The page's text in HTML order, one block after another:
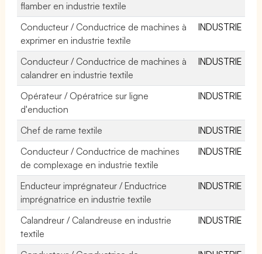
flamber en industrie textile
Conducteur / Conductrice de machines à
exprimer en industrie textile
INDUSTRIE
Conducteur / Conductrice de machines à
calandrer en industrie textile
INDUSTRIE
Opérateur / Opératrice sur ligne
d'enduction
INDUSTRIE
Chef de rame textile
INDUSTRIE
Conducteur / Conductrice de machines
de complexage en industrie textile
INDUSTRIE
Enducteur imprégnateur / Enductrice
imprégnatrice en industrie textile
INDUSTRIE
Calandreur / Calandreuse en industrie
textile
INDUSTRIE